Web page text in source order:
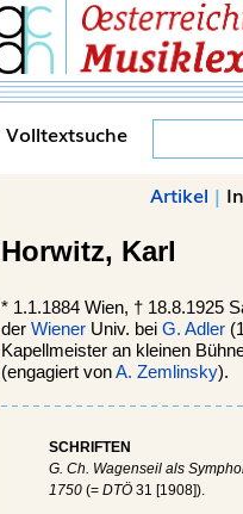
Volltextsuche
Artikel |
Horwitz, Karl
* 1.1.1884 Wien, † 18.8.1925
der Wiener Univ. bei G. Adler
Kapellmeister an kleinen
(engagiert vonA. Zemlinsky).
SCHRIFTEN
G. Ch. Wagenseil als
1750 (= DTÖ 31 [1908]).